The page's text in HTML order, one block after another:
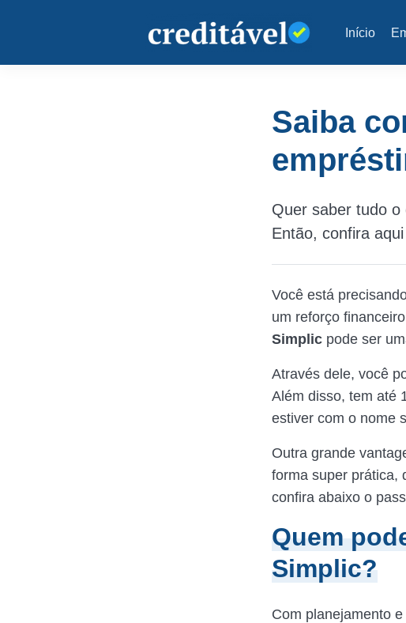
Início
Saiba
Quer saber tudo o
Então, confira
Você está
um reforço
Simplic pode ser
Através dele, você
Além disso, tem até
estiver com o nome
Outra grande
forma super prática,
confira abaixo o
Quem
Simplic?
Com planejamento